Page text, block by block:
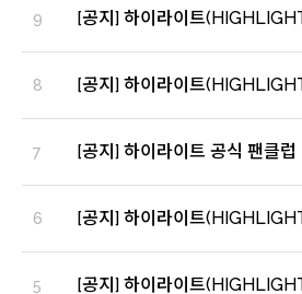
9
[공지] 하이라이트
8
[공지] 하이라이트
7
[공지] 하이라이트 공식 팬클럽
6
[공지] 하이라이트
5
[공지] 하이라이트